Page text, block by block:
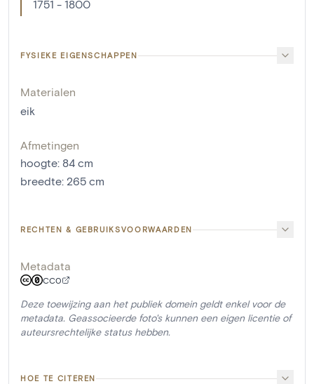
1751 - 1800
FYSIEKE EIGENSCHAPPEN
Materialen
eik
Afmetingen
hoogte: 84 cm
breedte: 265 cm
RECHTEN & GEBRUIKSVOORWAARDEN
Metadata
CC0
Deze toewijzing aan het publiek domein geldt enkel voor de
metadata. Geassocieerde foto's kunnen een eigen licentie of
auteursrechtelijke status hebben.
HOE TE CITEREN